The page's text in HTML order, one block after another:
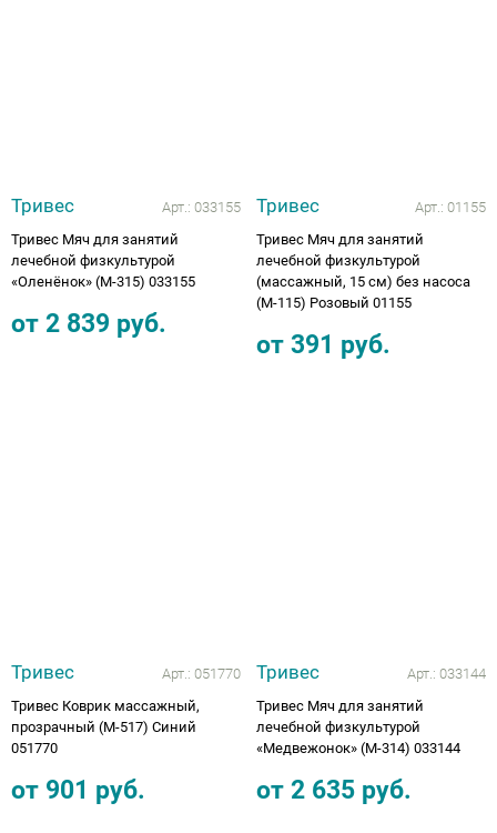
Тривес Арт.: 033155
Тривес Мяч для занятий
лечебной физкультурой
«Оленёнок» (М-315) 033155
от 2 839 руб.
Тривес Арт.: 01155
Тривес Мяч для занятий
лечебной физкультурой
(массажный, 15 см) без насоса
(М-115) Розовый 01155
от 391 руб.
Тривес Арт.: 051770
Тривес Коврик массажный,
прозрачный (М-517) Синий
051770
от 901 руб.
Тривес Арт.: 033144
Тривес Мяч для занятий
лечебной физкультурой
«Медвежонок» (М-314) 033144
от 2 635 руб.
ОПОРЫ, ВЕРТИКАЛИЗАТОРЫ, Оборудование
для ЛФК
Одежда ортопедическая (адаптивная) для